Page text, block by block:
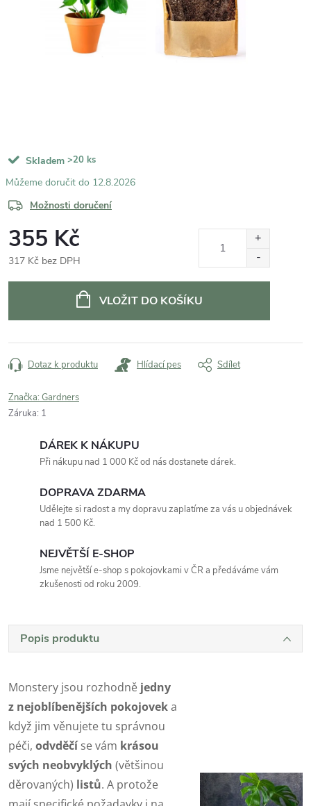
Skladem >20 ks
12.8.2026
Možnosti doručení
355 Kč
317 Kč bez DPH
VLOŽIT DO KOŠÍKU
Dotaz k produktu Hlídací pes Sdílet
Značka: Gardners
Záruka: 1
DÁREK K NÁKUPU
Při nákupu nad 1 000 Kč od nás dostanete dárek.
DOPRAVA ZDARMA
Udělejte si radost a my dopravu zaplatíme za vás u objednávek
nad 1 500 Kč.
NEJVĚTŠÍ E-SHOP
Jsme největší e-shop s pokojovkami v ČR a předáváme vám
zkušenosti od roku 2009.
Popis produktu
Monstery jsou rozhodně jedny
z nejoblíbenějších pokojoveka
když jim věnujete tu správnou
péči, odvděčíse vám krásou
svých neobvyklých (většinou
děrovaných) listů. A protože